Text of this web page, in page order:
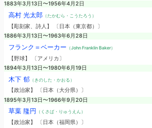
1883年3月13日〜1956年4月2日
高村 光太郎（たかむら・こうたろう）
【彫刻家、詩人】 〔日本（東京都）〕
1886年3月13日〜1963年6月28日
フランク＝ベーカー （John Franklin Baker）
【野球】 〔アメリカ〕
1894年3月13日〜1980年6月19日
木下 郁（きのした・かおる）
【政治家】 〔日本（大分県）〕
1895年3月13日〜1966年9月20日
草葉 隆円 （くさば・りゅうえん）
【政治家】 〔日本（福岡県）〕